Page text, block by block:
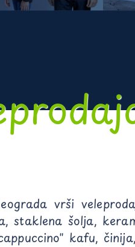
vrši
staklena šolja,
kafu,